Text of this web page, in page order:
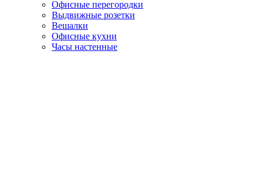
Офисные перегородки
Выдвижные розетки
Вешалки
Офисные кухни
Часы настенные